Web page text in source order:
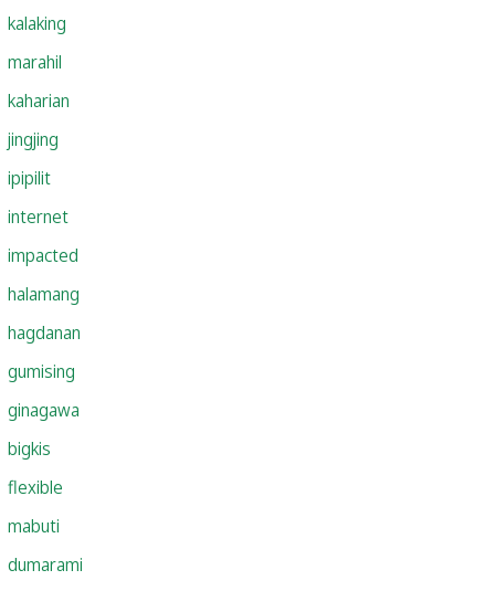
kalaking
marahil
kaharian
jingjing
ipipilit
internet
impacted
halamang
hagdanan
gumising
ginagawa
bigkis
flexible
mabuti
dumarami